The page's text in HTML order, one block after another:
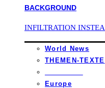
INFILTRATION
World News
THEMEN-TEXTE
Europe